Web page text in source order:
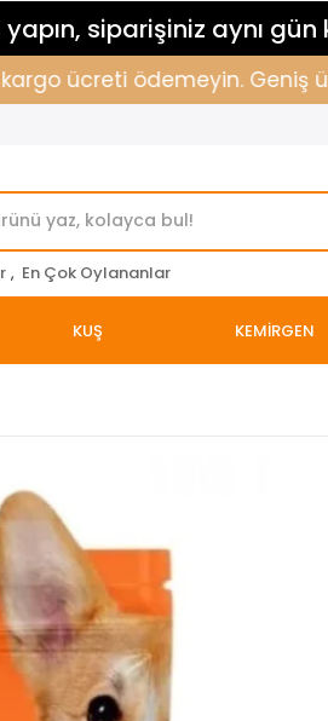
yapın, siparişiniz aynı
ücreti ödemeyin. Geniş ürün
, En Çok Oylananlar
KUŞ KEMİRGEN